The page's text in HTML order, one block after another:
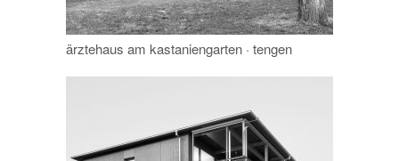
ärztehaus am kastaniengarten · tengen